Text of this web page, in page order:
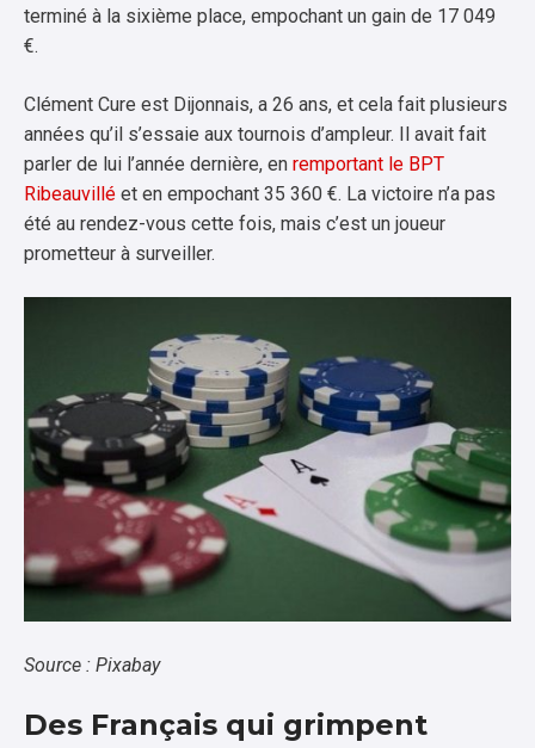
terminé à la sixième place, empochant un gain de 17 049
€.
Clément Cure est Dijonnais, a 26 ans, et cela fait plusieurs
années qu’il s’essaie aux tournois d’ampleur. Il avait fait
parler de lui l’année dernière, en remportant le BPT
Ribeauvillé et en empochant 35 360 €. La victoire n’a pas
été au rendez-vous cette fois, mais c’est un joueur
prometteur à surveiller.
Source : Pixabay
Des Français qui grimpent